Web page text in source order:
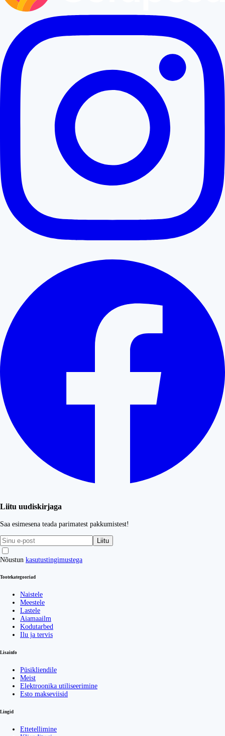
Liitu uudiskirjaga
Saa esimesena teada parimatest pakkumistest!
Liitu
Nõustun kasutustingimustega
Tootekategooriad
Naistele
Meestele
Lastele
Aiamaailm
Kodutarbed
Ilu ja tervis
Lisainfo
Püsikliendile
Meist
Elektroonika utiliseerimine
Esto makseviisid
Lingid
Ettetellimine